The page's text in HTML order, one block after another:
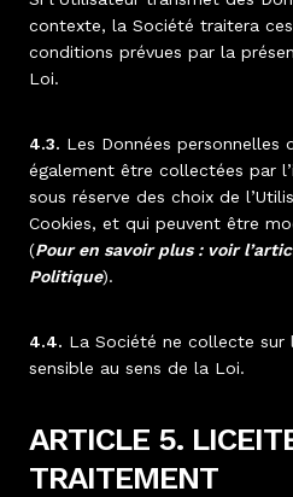
contexte, la Société traitera
conditions prévues par la
Loi.
4.3. Les Données personnelles
également être collectées par
sous réserve des choix de
Cookies, et qui peuvent être
(Pour en savoir plus : voir
Politique).
4.4. La Société ne collecte sur
sensible au sens de la Loi.
ARTICLE 5.
TRAITEMENT